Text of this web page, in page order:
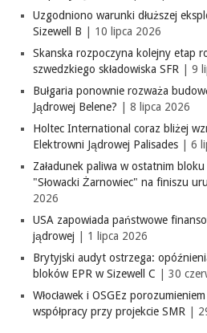
Uzgodniono warunki dłuższej
Sizewell B | 10 lipca 2026
Skanska rozpoczyna kolejny etap
szwedzkiego składowiska SFR | 9
Bułgaria ponownie rozważa
Jądrowej Belene? | 8 lipca 2026
Holtec International coraz bliżej
Elektrowni Jądrowej Palisades | 6
Załadunek paliwa w ostatnim bloku
"Słowacki Żarnowiec" na finiszu
2026
USA zapowiada państwowe
jądrowej | 1 lipca 2026
Brytyjski audyt ostrzega:
bloków EPR w Sizewell C | 30
Włocławek i OSGEz
współpracy przy projekcie SMR |